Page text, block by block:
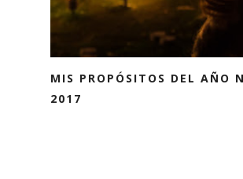
MIS PROPÓSITOS DEL AÑO
2017